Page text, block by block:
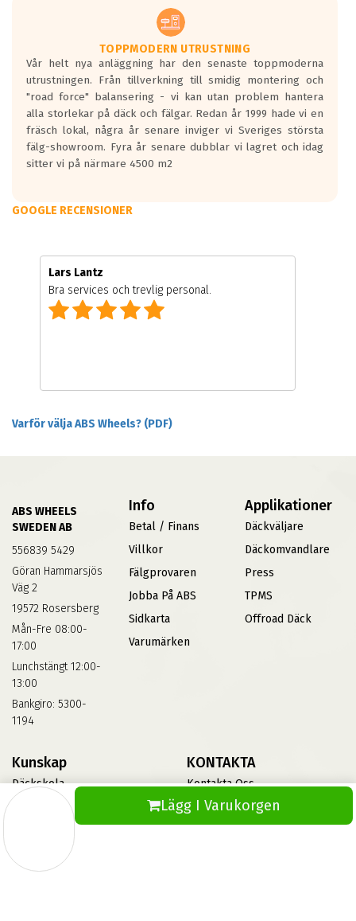
Lägg I Varukorgen
TOPPMODERN UTRUSTNING
Vår helt nya anläggning har den senaste toppmoderna
utrustningen. Från tillverkning till smidig montering och
"road force" balansering - vi kan utan problem hantera
alla storlekar på däck och fälgar. Redan år 1999 hade vi en
fräsch lokal, några år senare inviger vi Sveriges största
fälg-showroom. Fyra år senare dubblar vi lagret och idag
sitter vi på närmare 4500 m2
GOOGLE RECENSIONER
Lars Lantz
Bra services och trevlig personal.
Varför välja ABS Wheels? (PDF)
ABS WHEELS
SWEDEN AB
556839 5429
Göran Hammarsjös
Väg 2
19572 Rosersberg
Mån-Fre 08:00-
17:00
Lunchstängt 12:00-
13:00
Bankgiro: 5300-
1194
Info
Betal / Finans
Villkor
Fälgprovaren
Jobba På ABS
Sidkarta
Varumärken
Applikationer
Däckväljare
Däckomvandlare
Press
TPMS
Offroad Däck
Kunskap
Däckskola
Informationsbank Av Däck
Och Fälgar
KONTAKTA
Kontakta Oss
Vinterdäck